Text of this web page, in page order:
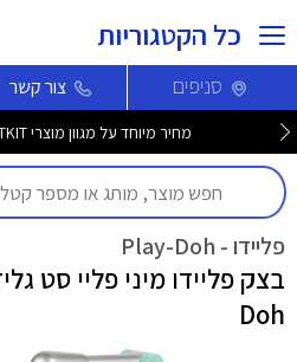
כל הקטגוריות
סניפים צור קשר
מחיר מיוחד על מגוון מוצרי PETKIT לחברי מועדון >>
פליידו - Play-Doh
Doh